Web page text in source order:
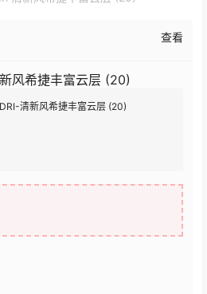
查看
风希捷丰富云层 (20)
清新风希捷丰富云层 (20)